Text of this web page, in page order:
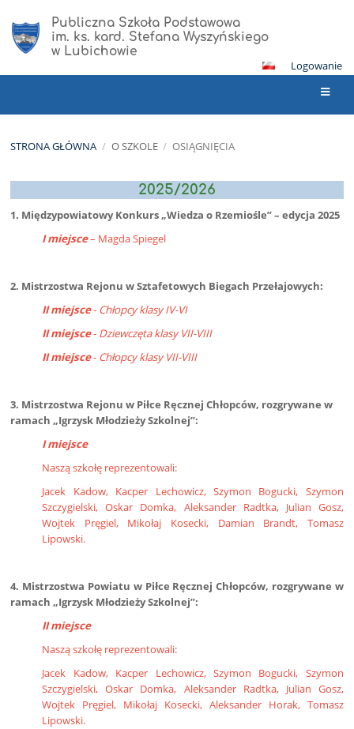
Publiczna Szkoła Podstawowa
im. ks. kard. Stefana Wyszyńskiego
w Lubichowie
Logowanie
STRONA GŁÓWNA / O SZKOLE / OSIĄGNIĘCIA
2025/2026
1. Międzypowiatowy Konkurs „Wiedza o Rzemiośle” – edycja 2025
I miejsce– Magda Spiegel
2. Mistrzostwa Rejonu w Sztafetowych Biegach Przełajowych:
II miejsce- Chłopcy klasy IV-VI
II miejsce- Dziewczęta klasy VII-VIII
II miejsce- Chłopcy klasy VII-VIII
3. Mistrzostwa Rejonu w Piłce Ręcznej Chłopców, rozgrywane w
ramach „Igrzysk Młodzieży Szkolnej”:
I miejsce
Naszą szkołę reprezentowali:
Jacek Kadow, Kacper Lechowicz, Szymon Bogucki, Szymon
Szczygielski, Oskar Domka, Aleksander Radtka, Julian Gosz,
Wojtek Pręgiel, Mikołaj Kosecki, Damian Brandt, Tomasz
Lipowski.
4. Mistrzostwa Powiatu w Piłce Ręcznej Chłopców, rozgrywane w
ramach „Igrzysk Młodzieży Szkolnej”:
II miejsce
Naszą szkołę reprezentowali:
Jacek Kadow, Kacper Lechowicz, Szymon Bogucki, Szymon
Szczygielski, Oskar Domka, Aleksander Radtka, Julian Gosz,
Wojtek Pręgiel, Mikołaj Kosecki, Aleksander Horak, Tomasz
Lipowski.